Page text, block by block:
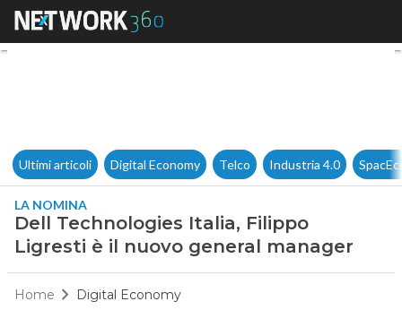
Dell Technologies Italia,
Ultimi articoli Digital Economy Telco Industria 4.0
LA NOMINA
Dell Technologies Italia, Filippo
Ligresti è il nuovo general manager
Home Digital Economy